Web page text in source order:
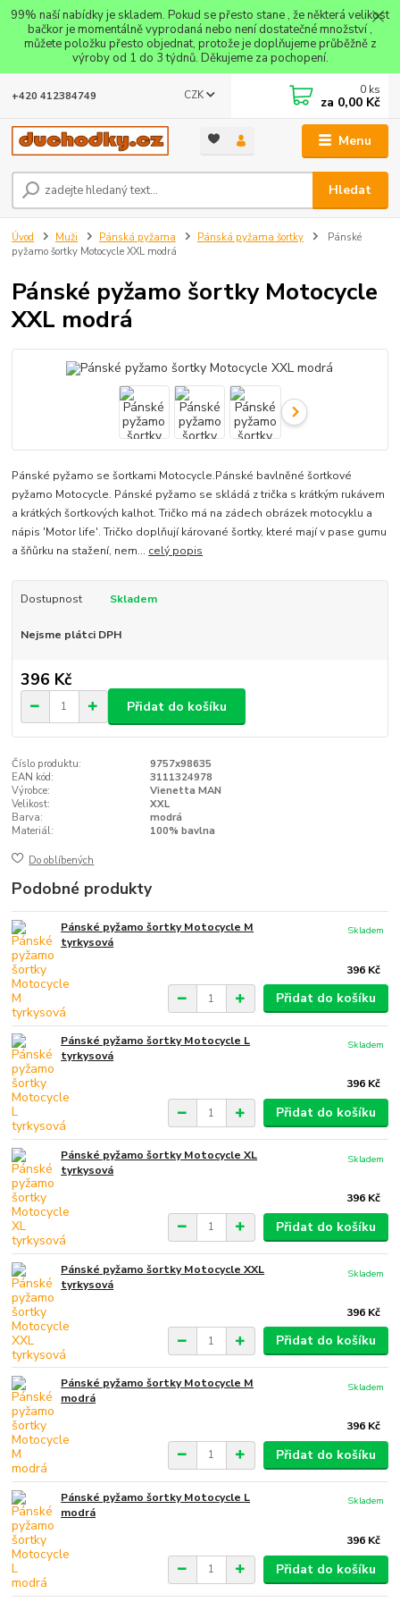
99% naší nabídky je skladem. Pokud se přesto stane , že některá velikost
bačkor je momentálně vyprodaná nebo není dostatečné množství ,
můžete položku přesto objednat, protože je doplňujeme průběžně z
výroby od 1 do 3 týdnů. Děkujeme za pochopení.
Menu
CZK
Hledat
+420 412384749 0 ks
za 0,00 Kč
Úvod Muži Pánská pyžama Pánská pyžama šortky
Pánské
pyžamo šortky Motocycle XXL modrá
Pánské pyžamo šortky Motocycle
XXL modrá
Pánské pyžamo se šortkami Motocycle.Pánské bavlněné šortkové
pyžamo Motocycle. Pánské pyžamo se skládá z trička s krátkým rukávem
a krátkých šortkových kalhot. Tričko má na zádech obrázek motocyklu a
nápis 'Motor life'. Tričko doplňují kárované šortky, které mají v pase gumu
a šňůrku na stažení, nem... celý popis
Dostupnost Skladem
Nejsme plátci DPH
396 Kč
Přidat do košíku
Číslo produktu:
9757x98635
EAN kód:
3111324978
Výrobce:
Vienetta MAN
Velikost:
XXL
Barva:
modrá
Materiál:
100% bavlna
Do oblíbených
Podobné produkty
Pánské pyžamo šortky Motocycle M
tyrkysová
396 Kč
Skladem
Přidat do košíku
Pánské pyžamo šortky Motocycle L
tyrkysová
396 Kč
Skladem
Přidat do košíku
Pánské pyžamo šortky Motocycle XL
tyrkysová
396 Kč
Skladem
Přidat do košíku
Pánské pyžamo šortky Motocycle XXL
tyrkysová
396 Kč
Skladem
Přidat do košíku
Pánské pyžamo šortky Motocycle M
modrá
396 Kč
Skladem
Přidat do košíku
Pánské pyžamo šortky Motocycle L
modrá
396 Kč
Skladem
Přidat do košíku